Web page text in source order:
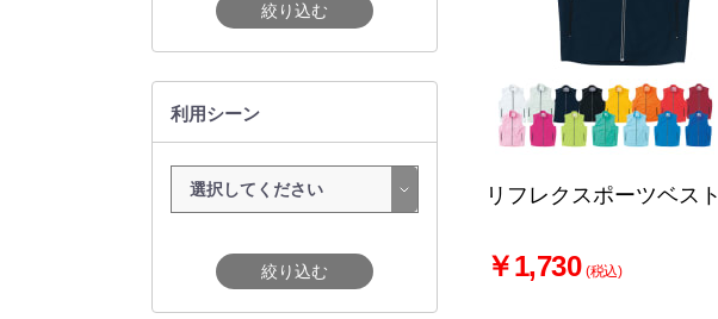
絞り込む
利用シーン
絞り込む
リフレクスポーツベスト
￥1,730 (税込)